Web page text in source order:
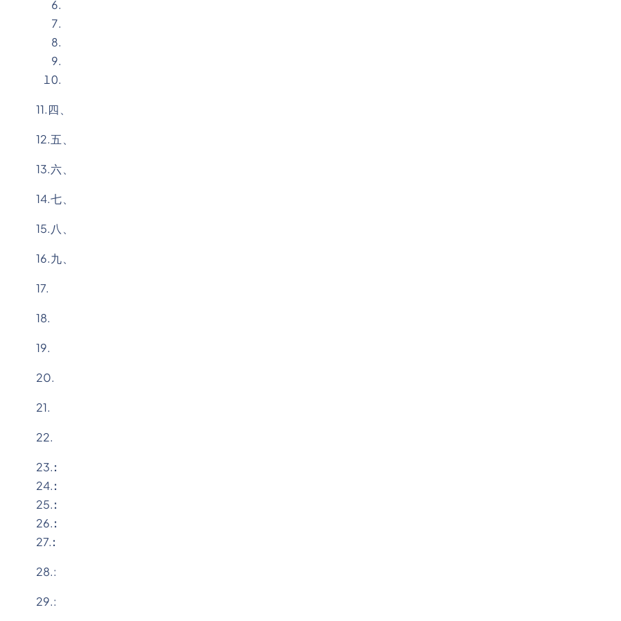
11.四、
12.五、
13.六、
14.七、
15.八、
16.九、
17.
18.
19.
20.
21.
22.
23.:
24.:
25.:
26.:
27.:
28.:
29.: